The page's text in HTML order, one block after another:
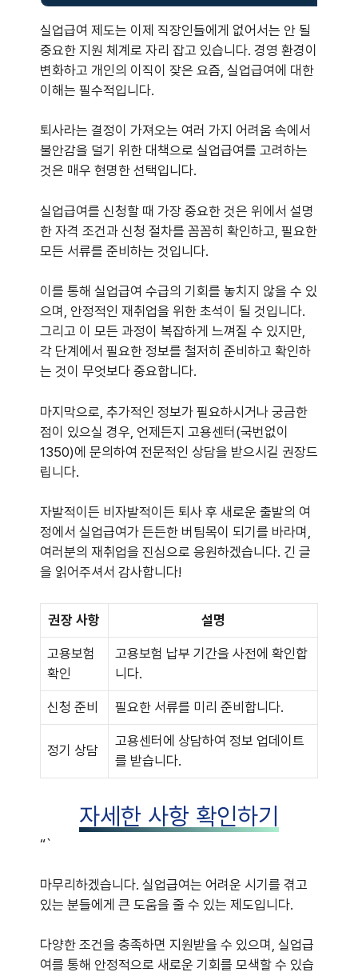
실업급여 제도는 이제 직장인들에게 없어서는 안 될
중요한 지원 체계로 자리 잡고 있습니다. 경영 환경이
변화하고 개인의 이직이 잦은 요즘, 실업급여에 대한
이해는 필수적입니다.
퇴사라는 결정이 가져오는 여러 가지 어려움 속에서
불안감을 덜기 위한 대책으로 실업급여를 고려하는
것은 매우 현명한 선택입니다.
실업급여를 신청할 때 가장 중요한 것은 위에서 설명
한 자격 조건과 신청 절차를 꼼꼼히 확인하고, 필요한
모든 서류를 준비하는 것입니다.
이를 통해 실업급여 수급의 기회를 놓치지 않을 수 있
으며, 안정적인 재취업을 위한 초석이 될 것입니다.
그리고 이 모든 과정이 복잡하게 느껴질 수 있지만,
각 단계에서 필요한 정보를 철저히 준비하고 확인하
는 것이 무엇보다 중요합니다.
마지막으로, 추가적인 정보가 필요하시거나 궁금한
점이 있으실 경우, 언제든지 고용센터(국번없이
1350)에 문의하여 전문적인 상담을 받으시길 권장드
립니다.
자발적이든 비자발적이든 퇴사 후 새로운 출발의 여
정에서 실업급여가 든든한 버팀목이 되기를 바라며,
여러분의 재취업을 진심으로 응원하겠습니다. 긴 글
을 읽어주셔서 감사합니다!
권장 사항 설명
고용보험
확인
고용보험 납부 기간을 사전에 확인합
니다.
신청 준비 필요한 서류를 미리 준비합니다.
정기 상담
고용센터에 상담하여 정보 업데이트
를 받습니다.
자세한 사항 확인하기
“`
마무리하겠습니다. 실업급여는 어려운 시기를 겪고
있는 분들에게 큰 도움을 줄 수 있는 제도입니다.
다양한 조건을 충족하면 지원받을 수 있으며, 실업급
여를 통해 안정적으로 새로운 기회를 모색할 수 있습